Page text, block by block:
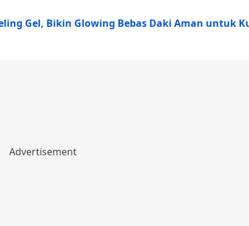
Gel, Bikin Glowing Bebas Daki Aman untuk